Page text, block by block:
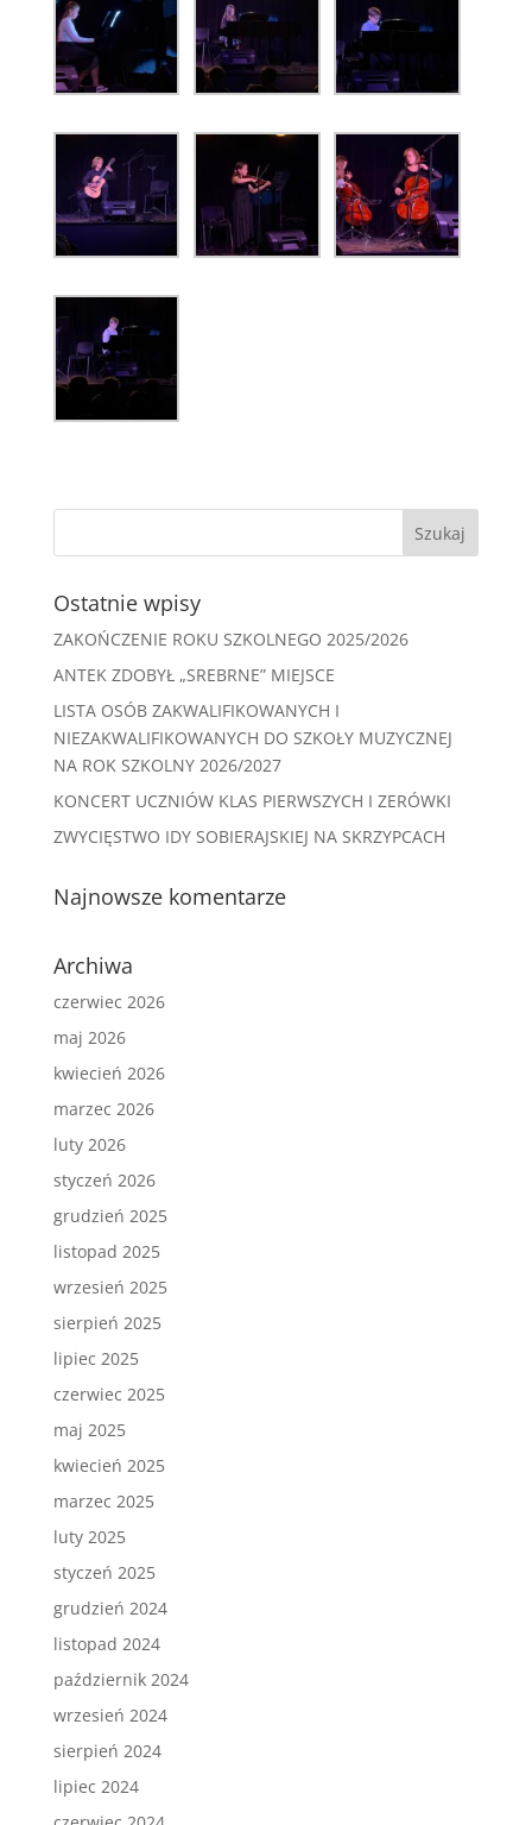
Ostatnie wpisy
ZAKOŃCZENIE ROKU SZKOLNEGO 2025/2026
ANTEK ZDOBYŁ „SREBRNE” MIEJSCE
LISTA OSÓB ZAKWALIFIKOWANYCH I
NIEZAKWALIFIKOWANYCH DO SZKOŁY MUZYCZNEJ
NA ROK SZKOLNY 2026/2027
KONCERT UCZNIÓW KLAS PIERWSZYCH I ZERÓWKI
ZWYCIĘSTWO IDY SOBIERAJSKIEJ NA SKRZYPCACH
Najnowsze komentarze
Archiwa
czerwiec 2026
maj 2026
kwiecień 2026
marzec 2026
luty 2026
styczeń 2026
grudzień 2025
listopad 2025
wrzesień 2025
sierpień 2025
lipiec 2025
czerwiec 2025
maj 2025
kwiecień 2025
marzec 2025
luty 2025
styczeń 2025
grudzień 2024
listopad 2024
październik 2024
wrzesień 2024
sierpień 2024
lipiec 2024